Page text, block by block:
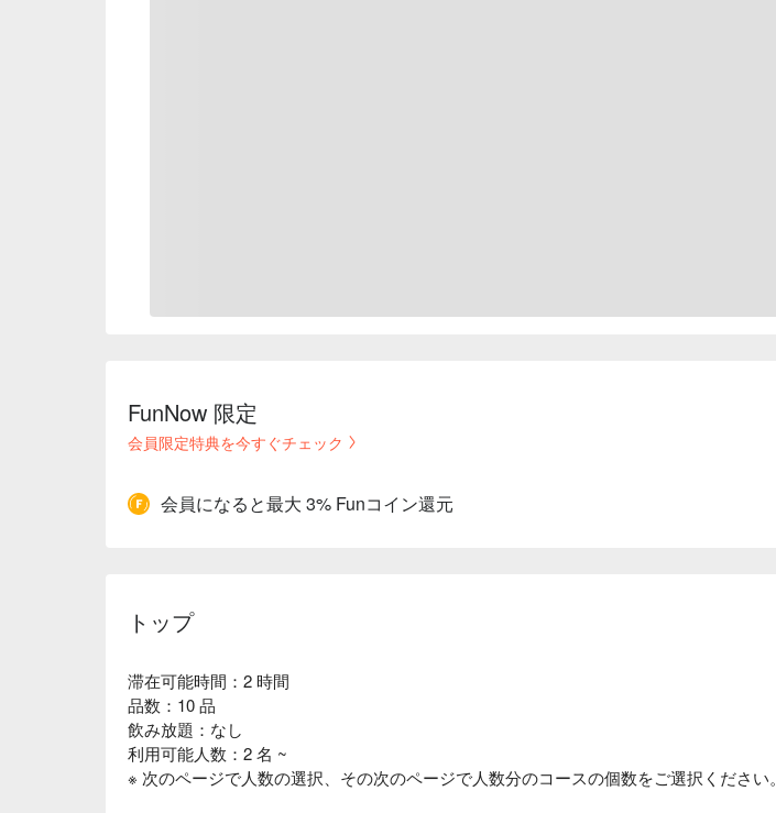
FunNow 限定
会員限定特典を今すぐチェック
会員になると最大 3% Funコイン還元
トップ
滞在可能時間：2 時間
品数：10 品
飲み放題：なし
利用可能人数：2 名 ~
※ 次のページで人数の選択、その次のページで人数分のコースの個数をご選択ください。